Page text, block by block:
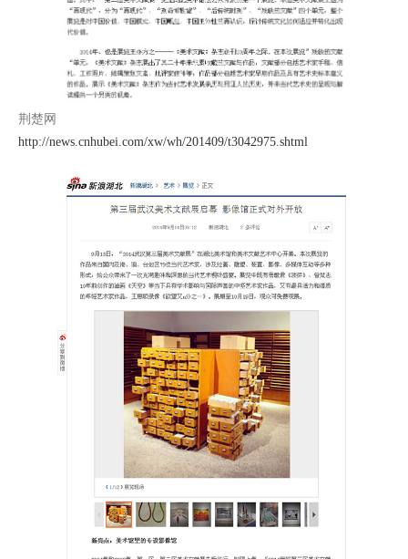
荆楚网
http://news.cnhubei.com/xw/wh/201409/t3042975.shtml